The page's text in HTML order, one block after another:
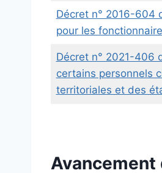
Décret n° 2016-604
pour les
Décret n° 2021-406
certains personnels
territoriales et des
Avancement